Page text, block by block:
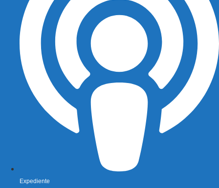
Expediente